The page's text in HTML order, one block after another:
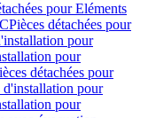
pour Eléments
Pièces détachées pour
pour
pour
détachées pour
d'installation pour
pour